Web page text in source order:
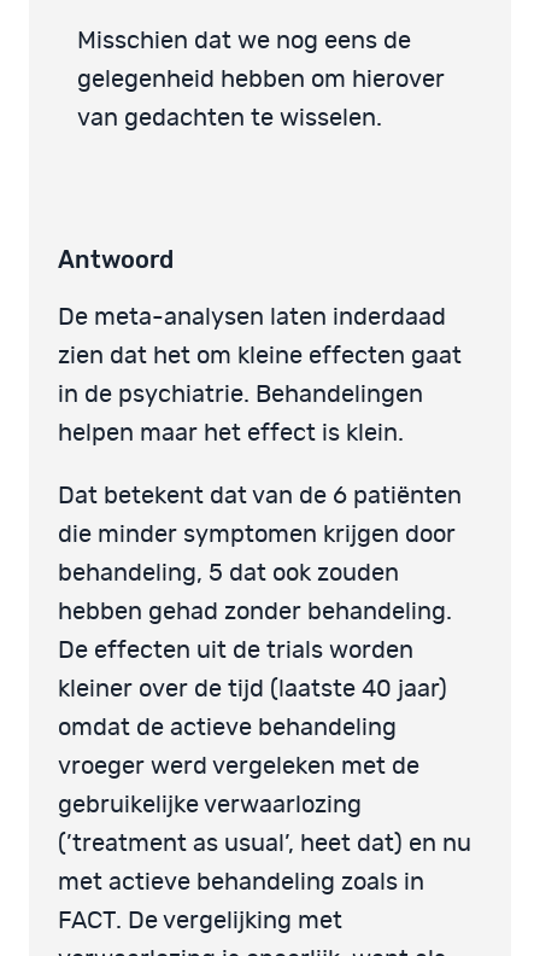
Misschien dat we nog eens de
gelegenheid hebben om hierover
van gedachten te wisselen.
Antwoord
De meta-analysen laten inderdaad
zien dat het om kleine effecten gaat
in de psychiatrie. Behandelingen
helpen maar het effect is klein.
Dat betekent dat van de 6 patiënten
die minder symptomen krijgen door
behandeling, 5 dat ook zouden
hebben gehad zonder behandeling.
De effecten uit de trials worden
kleiner over de tijd (laatste 40 jaar)
omdat de actieve behandeling
vroeger werd vergeleken met de
gebruikelijke verwaarlozing
(’treatment as usual’, heet dat) en nu
met actieve behandeling zoals in
FACT. De vergelijking met